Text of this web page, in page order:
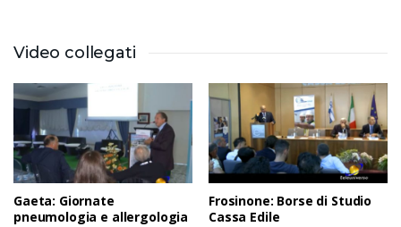
Weekend da Scoprire
3 mesi fa
Video collegati
Gaeta: Giornate
pneumologia e allergologia
Frosinone: Borse di Studio
Cassa Edile